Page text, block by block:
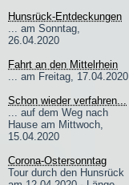
Hunsrück-Entdeckungen
... am Sonntag,
26.04.2020
Fahrt an den Mittelrhein
... am Freitag, 17.04.2020
Schon wieder verfahren...
... auf dem Weg nach
Hause am Mittwoch,
15.04.2020
Corona-Ostersonntag
Tour durch den Hunsrück